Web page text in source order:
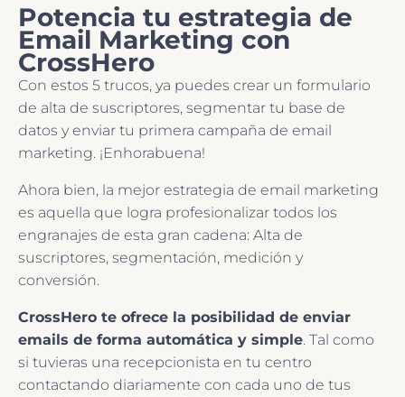
Potencia tu estrategia de
Email Marketing con
CrossHero
Con estos 5 trucos, ya puedes crear un formulario
de alta de suscriptores, segmentar tu base de
datos y enviar tu primera campaña de email
marketing. ¡Enhorabuena!
Ahora bien, la mejor estrategia de email marketing
es aquella que logra profesionalizar todos los
engranajes de esta gran cadena: Alta de
suscriptores, segmentación, medición y
conversión.
CrossHero te ofrece la posibilidad de enviar
emails de forma automática y simple. Tal como
si tuvieras una recepcionista en tu centro
contactando diariamente con cada uno de tus